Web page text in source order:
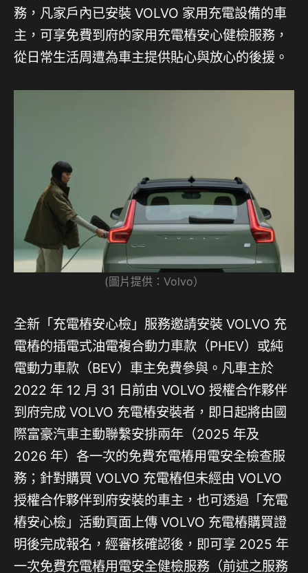
務，凡家戶內已安裝 VOLVO 家用充電設備的車
主，可享免費到府的家用充電樁安心健檢服務，
從日常生活周遭為車主提供貼心與放心的後援。
(圖片提供：Volvo）
全新「充電樁安心檢」服務邀請安裝 VOLVO 充
電樁的插電式油電複合動力車款（PHEV）或純
電動力車款（BEV）車主免費參與。凡車主於
2022 年 12 月 31 日前由 VOLVO 授權合作夥伴
到府完成 VOLVO 充電樁安裝者，即日起將由國
際富豪汽車主動聯繫安排兩年（2025 年及
2026 年）各一次的免費充電樁用電安全檢查服
務；針對購買 VOLVO 充電樁但未經由 VOLVO
授權合作夥伴到府安裝的車主，也可透過「充電
樁安心檢」活動頁面上傳 VOLVO 充電樁購買證
明後完成報名，經審核確認後，即可享 2025 年
一次免費充電樁用電安全健檢服務（前述之服務